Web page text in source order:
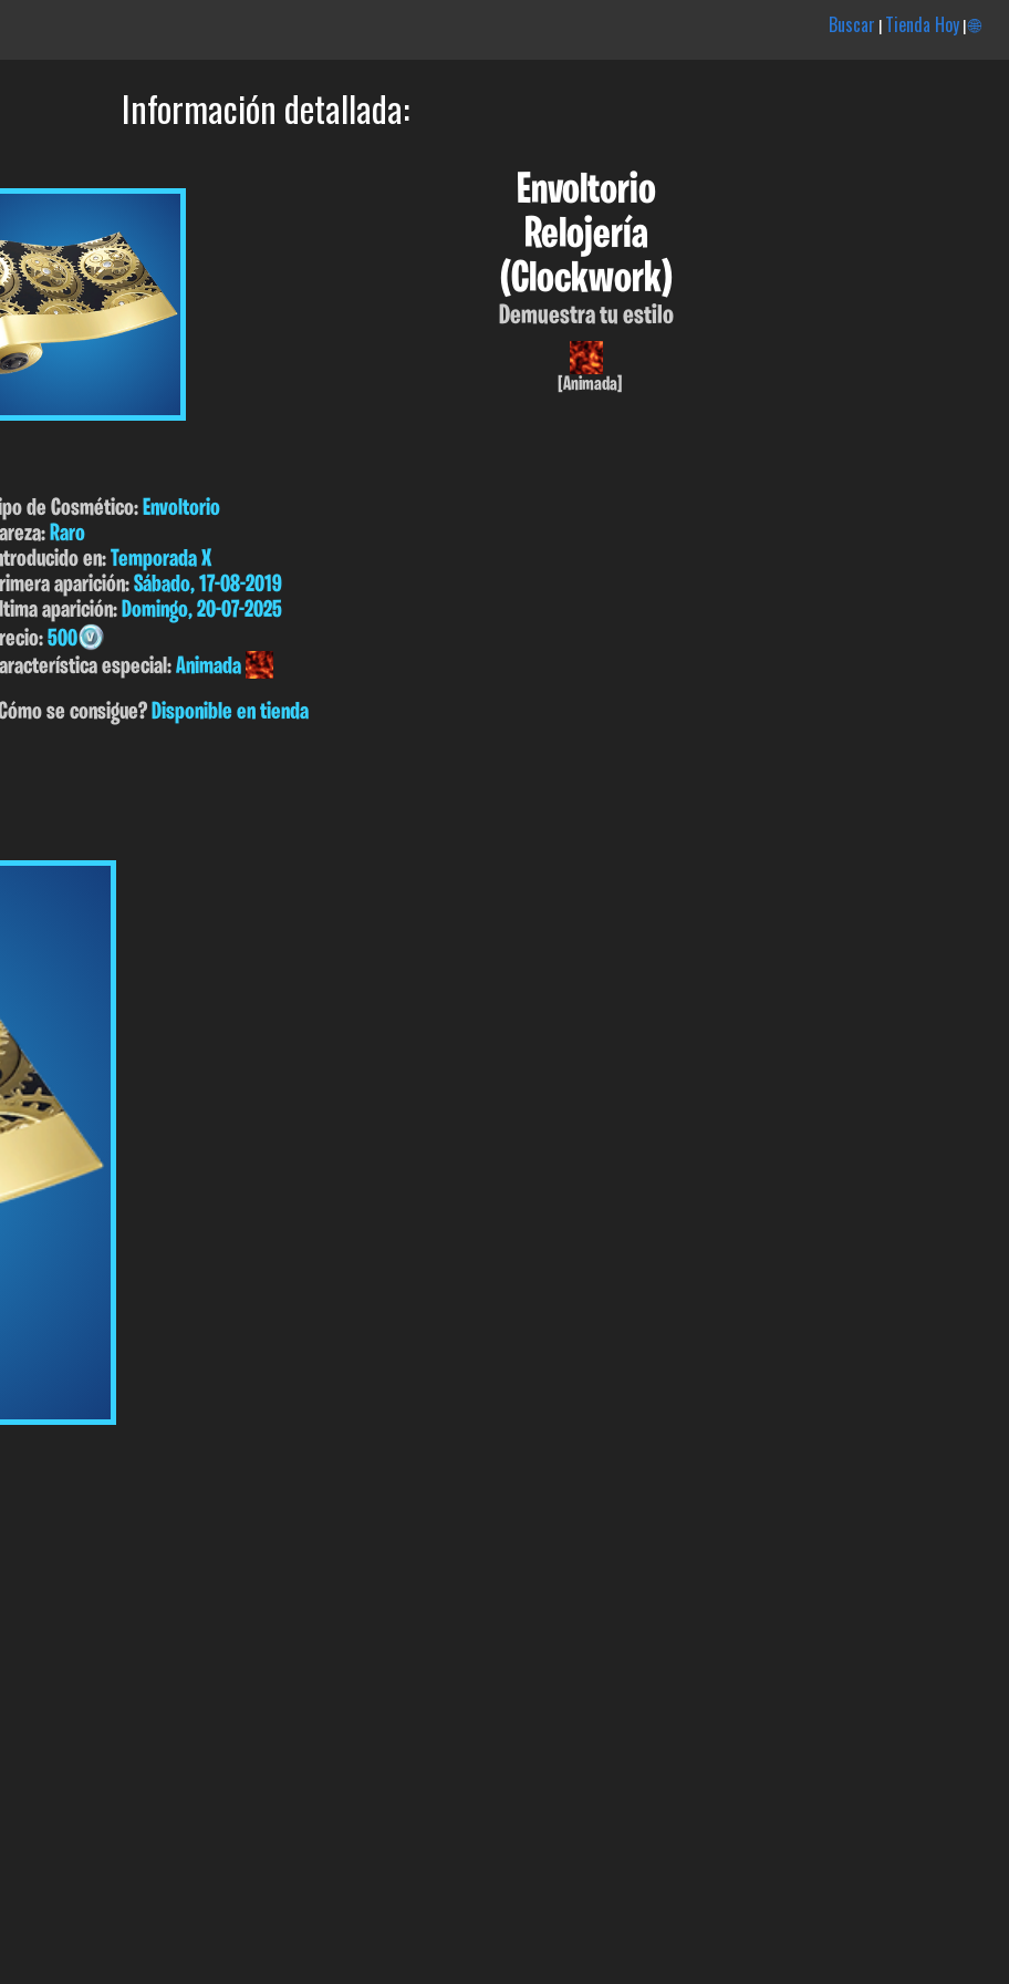
Buscar |Tienda Hoy|🌐
Información detallada:
Envoltorio
Relojería
(Clockwork)
Demuestra tu estilo
[Animada]
de Cosmético:Envoltorio
Raro
en:Temporada X
aparición:Sábado, 17-08-2019
aparición: Domingo, 20-07-2025
500
especial:Animada
se consigue?Disponible en tienda